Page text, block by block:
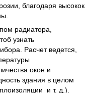
благодаря
радиатора,
узнать
Расчет ведется,
окон и
здания в целом
и т. д.).